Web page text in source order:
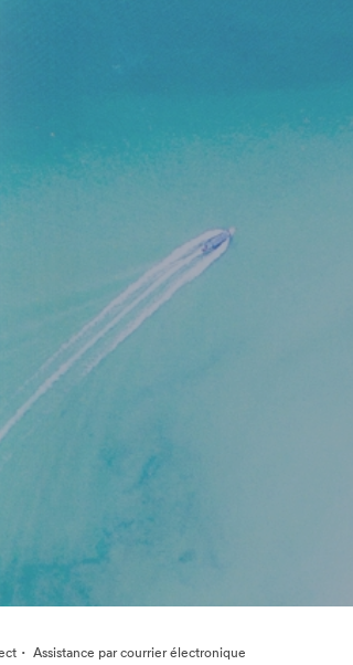
· Assistance par courrier électronique